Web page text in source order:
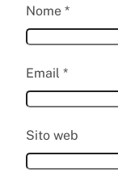
Nome *
Email *
Sito web